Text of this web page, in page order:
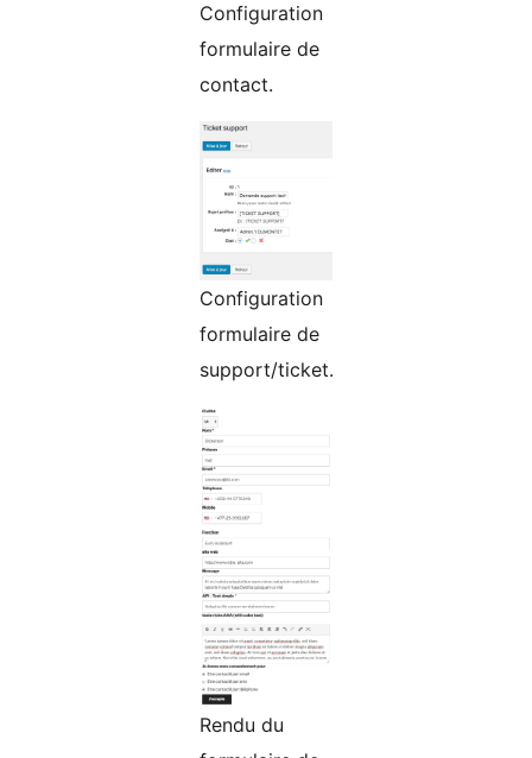
Configuration
formulaire de
contact.
Configuration
formulaire de
support/ticket.
Rendu du